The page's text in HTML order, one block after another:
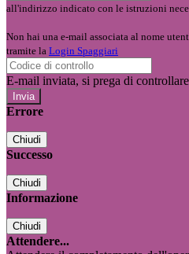
all'indirizzo indicato con le istruzioni
Non hai una e-mail associata al nome
tramite la Login Spaggiari
E-mail inviata, si prega di
Errore
Chiudi
Successo
Chiudi
Informazione
Chiudi
Attendere...